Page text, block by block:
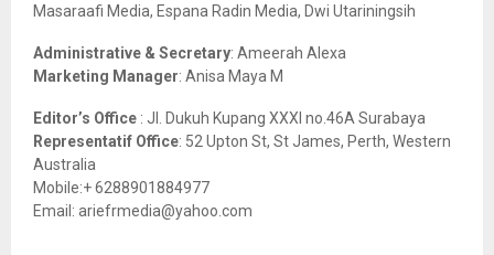
Masaraafi Media, Espana Radin Media, Dwi Utariningsih
Administrative & Secretary: Ameerah Alexa
Marketing Manager: Anisa Maya M
Editor’s Office : Jl. Dukuh Kupang XXXI no.46A Surabaya
Representatif Office: 52 Upton St, St James, Perth, Western
Australia
Mobile:+ 6288901884977
Email: ariefrmedia@yahoo.com